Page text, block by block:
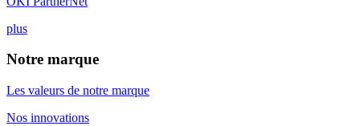
plus
Notre marque
Les valeurs de notre marque
Nos innovations